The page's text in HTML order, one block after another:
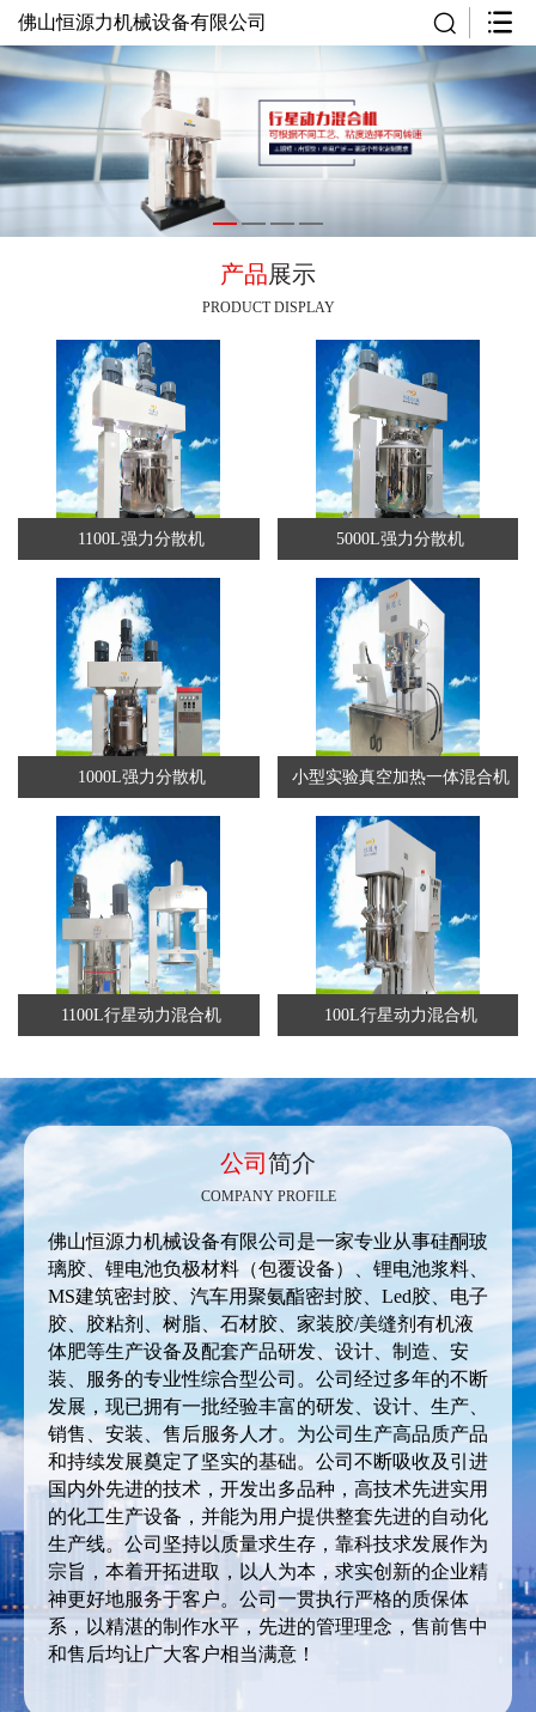
佛山恒源力机械设备有限公司
产品展示
PRODUCT DISPLAY
1100L强力分散机 5000L强力分散机
1000L强力分散机 小型实验真空加热一体混合机
1100L行星动力混合机 100L行星动力混合机
公司 简介
COMPANY PROFILE
佛山恒源力机械设备有限公司是一家专业从事硅酮玻
璃胶、锂电池负极材料（包覆设备）、锂电池浆料、
MS建筑密封胶、汽车用聚氨酯密封胶、Led胶、电子
胶、胶粘剂、树脂、石材胶、家装胶/美缝剂有机液
体肥等生产设备及配套产品研发、设计、制造、安
装、服务的专业性综合型公司。公司经过多年的不断
发展，现已拥有一批经验丰富的研发、设计、生产、
销售、安装、售后服务人才。为公司生产高品质产品
和持续发展奠定了坚实的基础。公司不断吸收及引进
国内外先进的技术，开发出多品种，高技术先进实用
的化工生产设备，并能为用户提供整套先进的自动化
生产线。公司坚持以质量求生存，靠科技求发展作为
宗旨，本着开拓进取，以人为本，求实创新的企业精
神更好地服务于客户。公司一贯执行严格的质保体
系，以精湛的制作水平，先进的管理理念，售前售中
和售后均让广大客户相当满意！